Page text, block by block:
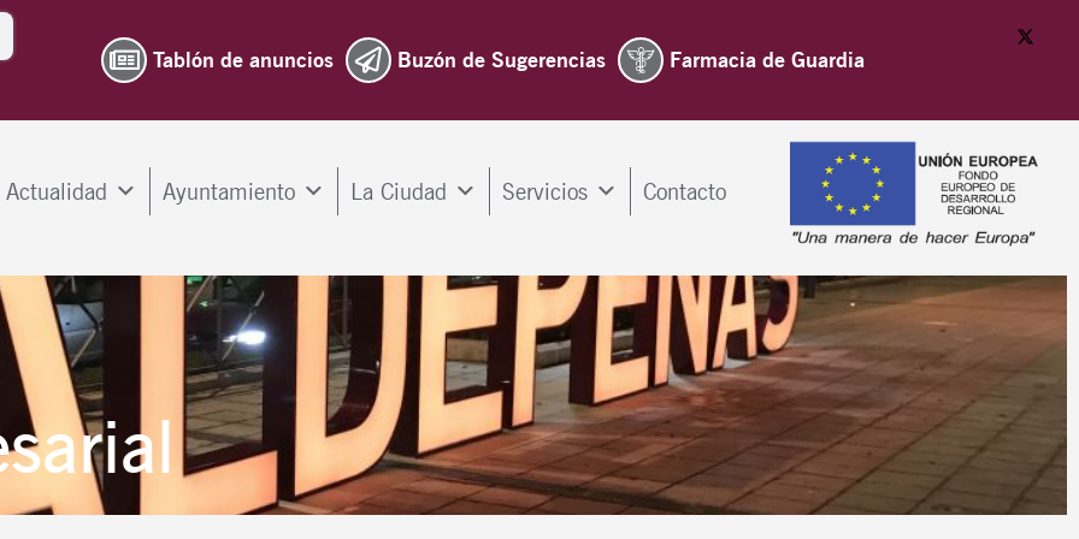
Tablón de anuncios Buzón de Sugerencias Farmacia de Guardia
Actualidad Ayuntamiento La Ciudad Servicios Contacto